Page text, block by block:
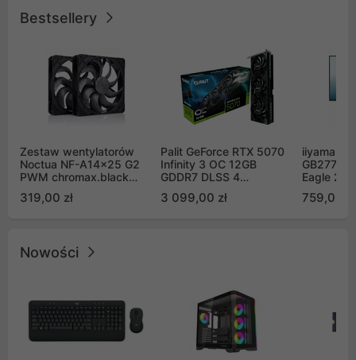
Bestsellery
Zestaw wentylatorów
Noctua NF-A14x25 G2
PWM chromax.black
Push Pull (2szt)
319,00 zł
Palit GeForce RTX 5070
Infinity 3 OC 12GB
GDDR7 DLSS 4
GB2050S)
3 099,00 zł
iiyama G-
Eagle 27"
759,00 zł
Nowości